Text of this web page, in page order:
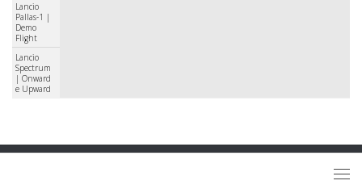
Lancio
Pallas-1 |
Demo
Flight
Lancio
Spectrum
| Onward
e Upward